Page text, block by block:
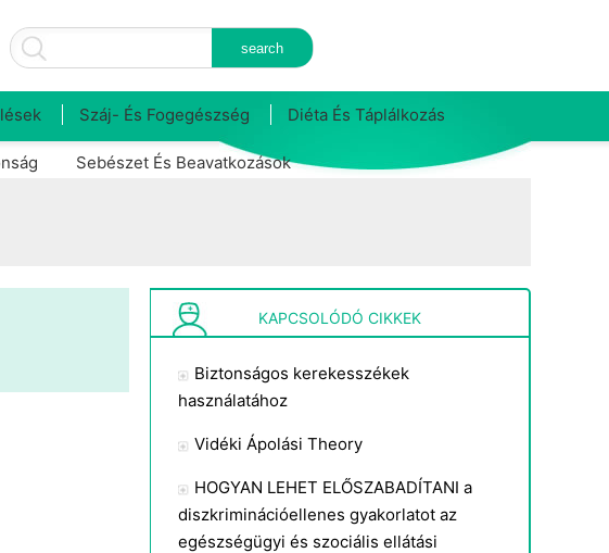
Száj- És Fogegészség Diéta És Táplálkozás
Sebészet És Beavatkozások
KAPCSOLÓDÓ CIKKEK
Biztonságos kerekesszékek
használatához
Vidéki Ápolási Theory
HOGYAN LEHET ELŐSZABADÍTANI a
diszkriminációellenes gyakorlatot az
egészségügyi és szociális ellátási